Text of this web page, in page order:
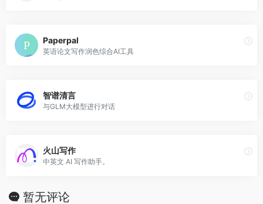
Paperpal
英语论文写作润色综合AI工具
智谱清言
与GLM大模型进行对话
火山写作
中英文 AI 写作助手。
暂无评论